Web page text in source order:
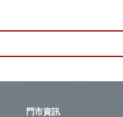
門市資訊